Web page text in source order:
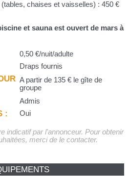
chaises et vaisselles) : 450 €
et sauna est ouvert de mars à
0,50 €/nuit/adulte
Draps fournis
A partir de 135 € le gîte de
groupe
Admis
: Oui
indicatif par l'annonceur. Pour obtenir
merci de le contacter.